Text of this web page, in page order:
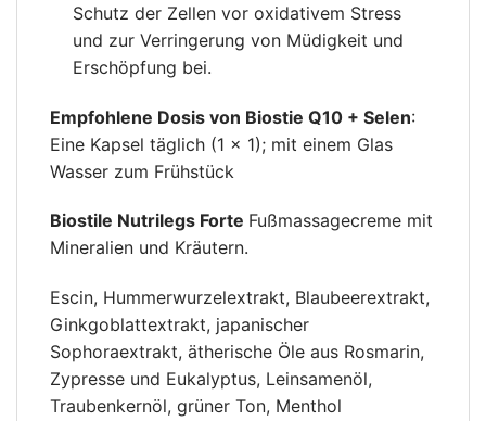
Schutz der Zellen vor oxidativem Stress
und zur Verringerung von Müdigkeit und
Erschöpfung bei.
Empfohlene Dosis von Biostie Q10 + Selen:
Eine Kapsel täglich (1 × 1); mit einem Glas
Wasser zum Frühstück
Biostile Nutrilegs Forte Fußmassagecreme mit
Mineralien und Kräutern.
Escin, Hummerwurzelextrakt, Blaubeerextrakt,
Ginkgoblattextrakt, japanischer
Sophoraextrakt, ätherische Öle aus Rosmarin,
Zypresse und Eukalyptus, Leinsamenöl,
Traubenkernöl, grüner Ton, Menthol